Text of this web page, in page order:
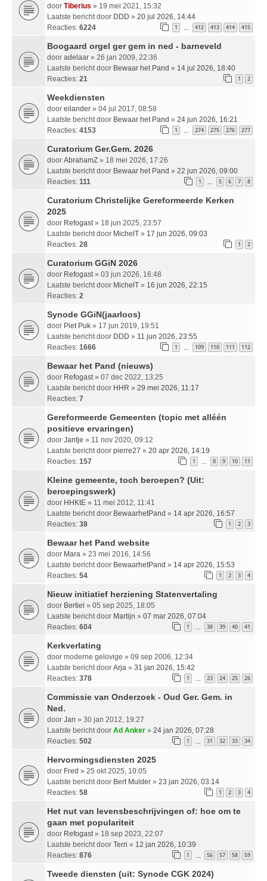
door Tiberius » 19 mei 2021, 15:32
Laatste bericht door DDD » 20 jul 2026, 14:44
Reacties: 6224 1 … 412 413 414 415
Boogaard orgel ger gem in ned - barneveld
door adelaar » 26 jan 2009, 22:36
Laatste bericht door Bewaar het Pand » 14 jul 2026, 18:40
Reacties: 21 1 2
Weekdiensten
door eilander » 04 jul 2017, 08:58
Laatste bericht door Bewaar het Pand » 24 jun 2026, 16:21
Reacties: 4153 1 … 274 275 276 277
Curatorium Ger.Gem. 2026
door AbrahamZ » 18 mei 2026, 17:26
Laatste bericht door Bewaar het Pand » 22 jun 2026, 09:00
Reacties: 111 1 … 5 6 7 8
Curatorium Christelijke Gereformeerde Kerken
2025
door Refogast » 18 jun 2025, 23:57
Laatste bericht door MichelT » 17 jun 2026, 09:03
Reacties: 28 1 2
Curatorium GGiN 2026
door Refogast » 03 jun 2026, 16:48
Laatste bericht door MichelT » 16 jun 2026, 22:15
Reacties: 2
Synode GGiN(jaarloos)
door Piet Puk » 17 jun 2019, 19:51
Laatste bericht door DDD » 11 jun 2026, 23:55
Reacties: 1666 1 … 109 110 111 112
Bewaar het Pand (nieuws)
door Refogast » 07 dec 2022, 13:25
Laatste bericht door HHR » 29 mei 2026, 11:17
Reacties: 7
Gereformeerde Gemeenten (topic met alléén
positieve ervaringen)
door Jantje » 11 nov 2020, 09:12
Laatste bericht door pierre27 » 20 apr 2026, 14:19
Reacties: 157 1 … 8 9 10 11
Kleine gemeente, toch beroepen? (Uit:
beroepingswerk)
door HHKtE » 11 mei 2012, 11:41
Laatste bericht door BewaarhetPand » 14 apr 2026, 16:57
Reacties: 38 1 2 3
Bewaar het Pand website
door Mara » 23 mei 2016, 14:56
Laatste bericht door BewaarhetPand » 14 apr 2026, 15:53
Reacties: 54 1 2 3 4
Nieuw initiatief herziening Statenvertaling
door Bertiel » 05 sep 2025, 18:05
Laatste bericht door Martijn » 07 mar 2026, 07:04
Reacties: 604 1 … 38 39 40 41
Kerkverlating
door moderne gelovige » 09 sep 2006, 12:34
Laatste bericht door Arja » 31 jan 2026, 15:42
Reacties: 378 1 … 23 24 25 26
Commissie van Onderzoek - Oud Ger. Gem. in
Ned.
door Jan » 30 jan 2012, 19:27
Laatste bericht door Ad Anker » 24 jan 2026, 07:28
Reacties: 502 1 … 31 32 33 34
Hervormingsdiensten 2025
door Fred » 25 okt 2025, 10:05
Laatste bericht door Bert Mulder » 23 jan 2026, 03:14
Reacties: 58 1 2 3 4
Het nut van levensbeschrijvingen of: hoe om te
gaan met populariteit
door Refogast » 18 sep 2023, 22:07
Laatste bericht door Terri » 12 jan 2026, 10:39
Reacties: 876 1 … 56 57 58 59
Tweede diensten (uit: Synode CGK 2024)